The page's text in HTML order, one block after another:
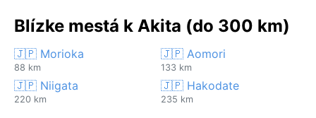
Blízke mestá k Akita (do 300 km)
🇯🇵 Morioka
88 km
🇯🇵 Aomori
133 km
🇯🇵 Niigata
220 km
🇯🇵 Hakodate
235 km